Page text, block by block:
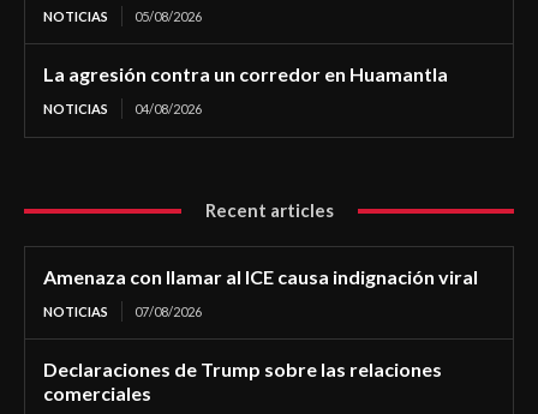
NOTICIAS 05/08/2026
La agresión contra un corredor en Huamantla
NOTICIAS 04/08/2026
Recent articles
Amenaza con llamar al ICE causa indignación viral
NOTICIAS 07/08/2026
Declaraciones de Trump sobre las relaciones
comerciales